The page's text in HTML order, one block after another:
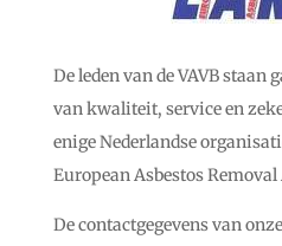
De leden van de VAVB staan
van kwaliteit, service en
enige Nederlandse
European Asbestos
De contactgegevens van